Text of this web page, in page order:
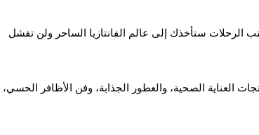
الرحلات ستأخذك إلى عالم الفانتازيا الساحر ولن تفشل
العناية الصحية، والعطور الجذابة، وفن الأظافر الحسي،